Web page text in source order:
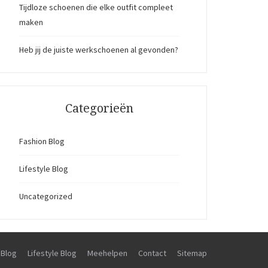
Tijdloze schoenen die elke outfit compleet
maken
Heb jij de juiste werkschoenen al gevonden?
Categorieën
Fashion Blog
Lifestyle Blog
Uncategorized
Lifestyle Blog Meehelpen Contact Sitemap